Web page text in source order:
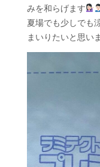
みを和らげます
夏場でも少しでも
まいりたいと思い